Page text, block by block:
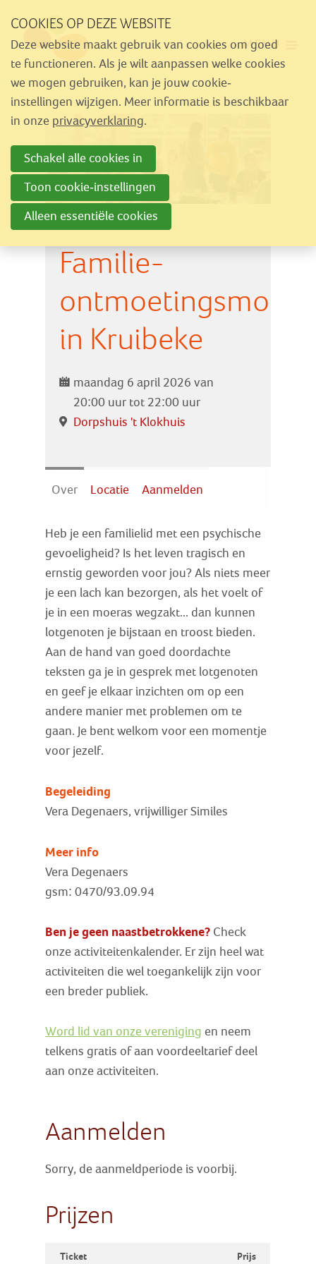
links
over
Spring
naar
navigatie
naar
hoofdinhoud
MENU
Familie-
in Kruibeke
maandag 6 april 2026 van
20:00 uur tot 22:00 uur
Dorpshuis 't Klokhuis
Over Locatie Aanmelden
Heb je een familielid met een psychische
gevoeligheid? Is het leven tragisch en
ernstig geworden voor jou? Als niets meer
je een lach kan bezorgen, als het voelt of
je in een moeras wegzakt... dan kunnen
lotgenoten je bijstaan en troost bieden.
Aan de hand van goed doordachte
teksten ga je in gesprek met lotgenoten
en geef je elkaar inzichten om op een
andere manier met problemen om te
gaan. Je bent welkom voor een momentje
voor jezelf.
Begeleiding
Vera Degenaers, vrijwilliger Similes
Meer info
Vera Degenaers
gsm: 0470/93.09.94
Ben je geen naastbetrokkene? Check
onze activiteitenkalender. Er zijn heel wat
activiteiten die wel toegankelijk zijn voor
een breder publiek.
Word lid van onze vereniging en neem
telkens gratis of aan voordeeltarief deel
aan onze activiteiten.
Aanmelden
Sorry, de aanmeldperiode is voorbij.
Prijzen
Ticket Prijs
Aanbod
Nieuws
Activiteiten
Over Similes
Contact
Lid worden
Zoek
COOKIES OP DEZE WEBSITE
Deze website maakt gebruik van cookies om goed
te functioneren. Als je wilt aanpassen welke cookies
we mogen gebruiken, kan je jouw cookie-
instellingen wijzigen. Meer informatie is beschikbaar
in onze privacyverklaring.
Schakel alle cookies in
Toon cookie-instellingen
Alleen essentiële cookies